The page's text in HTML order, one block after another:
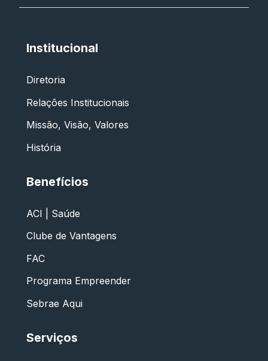
Institucional
Diretoria
Relações Institucionais
Missão, Visão, Valores
História
Benefícios
ACI | Saúde
Clube de Vantagens
FAC
Programa Empreender
Sebrae Aqui
Serviços